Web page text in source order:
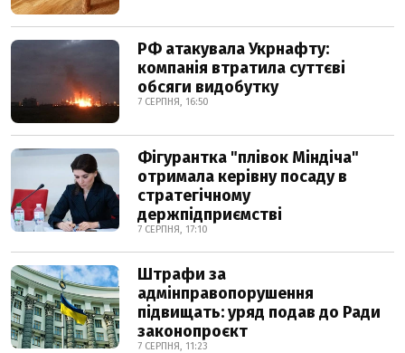
РФ атакувала Укрнафту:
компанія втратила суттєві
обсяги видобутку
7 СЕРПНЯ, 16:50
Фігурантка "плівок Міндіча"
отримала керівну посаду в
стратегічному
держпідприємстві
7 СЕРПНЯ, 17:10
Штрафи за
адмінправопорушення
підвищать: уряд подав до Ради
законопроєкт
7 СЕРПНЯ, 11:23